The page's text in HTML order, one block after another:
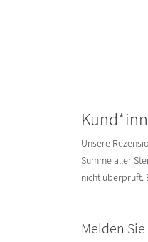
Unsere
Summe aller
nicht überprüft.
Melden